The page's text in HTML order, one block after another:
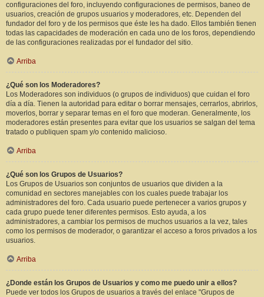
configuraciones del foro, incluyendo configuraciones de permisos, baneo de
usuarios, creación de grupos usuarios y moderadores, etc. Dependen del
fundador del foro y de los permisos que éste les ha dado. Ellos también tienen
todas las capacidades de moderación en cada uno de los foros, dependiendo
de las configuraciones realizadas por el fundador del sitio.
Arriba
¿Qué son los Moderadores?
Los Moderadores son individuos (o grupos de individuos) que cuidan el foro
día a día. Tienen la autoridad para editar o borrar mensajes, cerrarlos, abrirlos,
moverlos, borrar y separar temas en el foro que moderan. Generalmente, los
moderadores están presentes para evitar que los usuarios se salgan del tema
tratado o publiquen spam y/o contenido malicioso.
Arriba
¿Qué son los Grupos de Usuarios?
Los Grupos de Usuarios son conjuntos de usuarios que dividen a la
comunidad en sectores manejables con los cuales puede trabajar los
administradores del foro. Cada usuario puede pertenecer a varios grupos y
cada grupo puede tener diferentes permisos. Esto ayuda, a los
administradores, a cambiar los permisos de muchos usuarios a la vez, tales
como los permisos de moderador, o garantizar el acceso a foros privados a los
usuarios.
Arriba
¿Donde están los Grupos de Usuarios y como me puedo unir a ellos?
Puede ver todos los Grupos de usuarios a través del enlace "Grupos de